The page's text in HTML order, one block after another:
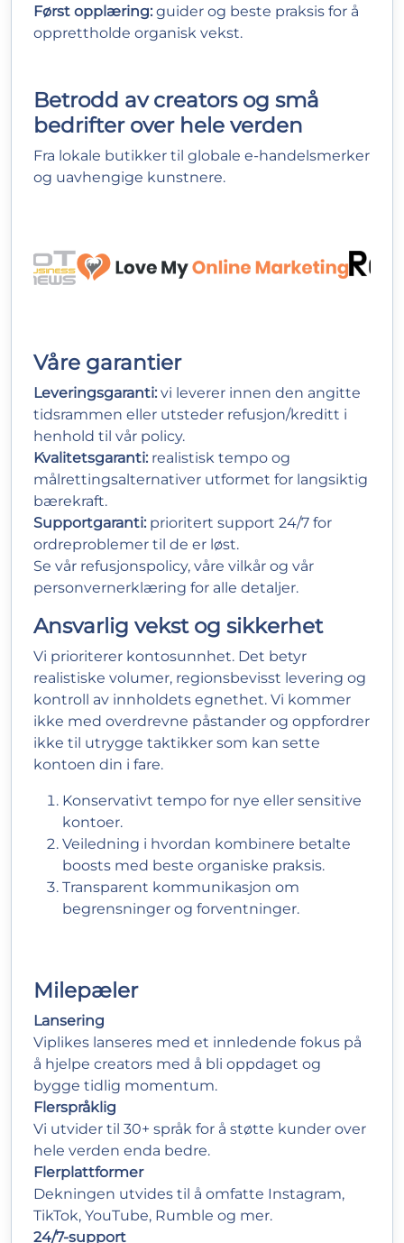
Først opplæring: guider og beste praksis for å
opprettholde organisk vekst.
Betrodd av creators og små
bedrifter over hele verden
Fra lokale butikker til globale e‑handelsmerker
og uavhengige kunstnere.
Våre garantier
Leveringsgaranti: vi leverer innen den angitte
tidsrammen eller utsteder refusjon/kreditt i
henhold til vår policy.
Kvalitetsgaranti: realistisk tempo og
målrettingsalternativer utformet for langsiktig
bærekraft.
Supportgaranti: prioritert support 24/7 for
ordreproblemer til de er løst.
Se vår refusjonspolicy, våre vilkår og vår
personvernerklæring for alle detaljer.
Ansvarlig vekst og sikkerhet
Vi prioriterer kontosunnhet. Det betyr
realistiske volumer, regionsbevisst levering og
kontroll av innholdets egnethet. Vi kommer
ikke med overdrevne påstander og oppfordrer
ikke til utrygge taktikker som kan sette
kontoen din i fare.
Konservativt tempo for nye eller sensitive
kontoer.
Veiledning i hvordan kombinere betalte
boosts med beste organiske praksis.
Transparent kommunikasjon om
begrensninger og forventninger.
Milepæler
Lansering
Viplikes lanseres med et innledende fokus på
å hjelpe creators med å bli oppdaget og
bygge tidlig momentum.
Flerspråklig
Vi utvider til 30+ språk for å støtte kunder over
hele verden enda bedre.
Flerplattformer
Dekningen utvides til å omfatte Instagram,
TikTok, YouTube, Rumble og mer.
24/7-support